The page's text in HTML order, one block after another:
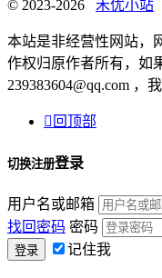
© 2023-2026 禾优小站
本站是非经营性网站，
作权归原作者所有，如
239383604@qq.com ，
 回顶部
切换注册登录
用户名或邮箱
找回密码 密码
记住我